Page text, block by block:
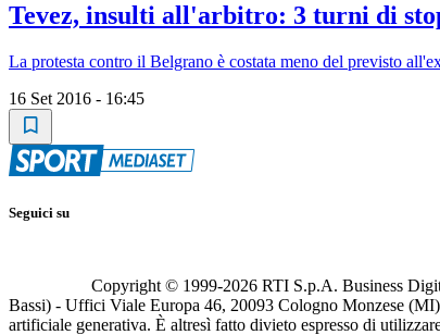
Tevez, insulti all'arbitro: 3 turni di
La protesta contro il Belgrano è costata meno del previsto
16 Set 2016 - 16:45
Seguici su
Copyright © 1999-2026 RTI S.p.A. Business
Bassi) - Uffici Viale Europa 46, 20093 Cologno Monzese (MI)
artificiale generativa. È altresì fatto divieto espresso di